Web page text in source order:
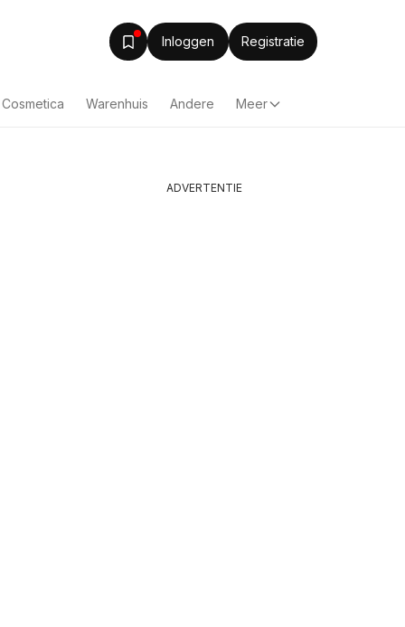
Inloggen Registratie
Warenhuis Andere Meer
ADVERTENTIE